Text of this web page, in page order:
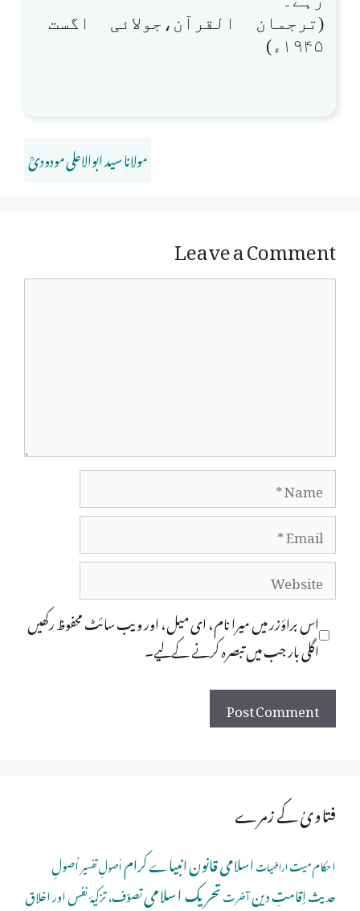
(ترجمان القرآن،جولائی اگست
۱۹۴۵ء)
مولانا سید ابوالاعلی مودودیؒ
Leave a Comment
Name
Email
Website
اس براؤزر میں میرا نام، ای میل، اور ویب سائٹ محفوظ رکھیں
اگلی بار جب میں تبصرہ کرنے کےلیے۔
فتاویٰ کے زمرے
احکام میتاراضیاتاسلامی قانونانبیاے کراماُصولِ تفسیراُصولِ
حدیثاِقامتِ دینآخرتتحریک اسلامیتصوّف، تزکیۂ نفس اور اخلاق